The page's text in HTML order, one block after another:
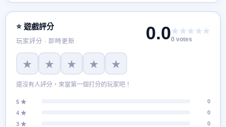
⭐ 遊戲評分
玩家評分 · 即時更新 0.0★★★★★
0 votes
★ ★ ★ ★ ★
還沒有人評分，來當第一個打分的玩家吧！
5 ★
0
4 ★
0
3 ★
0